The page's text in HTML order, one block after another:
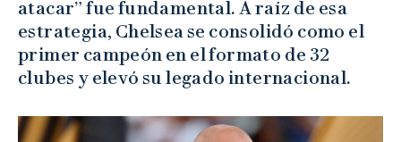
atacar” fue fundamental. A raíz de esa
estrategia, Chelsea se consolidó como el
primer campeón en el formato de 32
clubes y elevó su legado internacional.